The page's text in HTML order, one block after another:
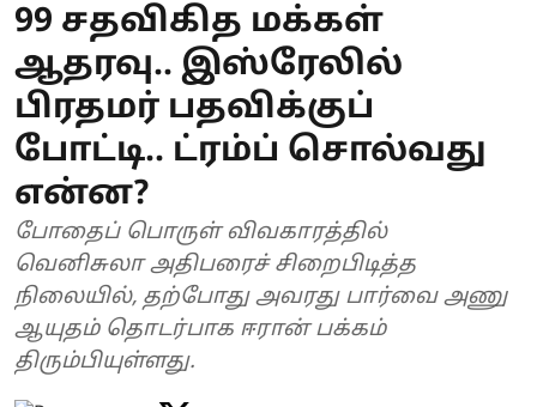
99 சதவிகித மக்கள்
ஆதரவு.. இஸ்ரேலில்
பிரதமர் பதவிக்குப்
போட்டி.. ட்ரம்ப் சொல்வது
என்ன?
போதைப் பொருள் விவகாரத்தில்
வெனிசுலா அதிபரைச் சிறைபிடித்த
நிலையில், தற்போது அவரது பார்வை அணு
ஆயுதம் தொடர்பாக ஈரான் பக்கம்
திரும்பியுள்ளது.